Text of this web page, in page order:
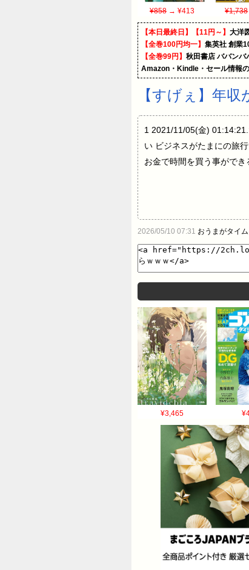
¥858 → ¥413 ¥1,738
【本日最終日】【11円～】 大洋
【全巻100円均一】 集英社 創業
【全巻99円】 秋田書店 ババンバ
Amazon・Kindle・セール情報
【すげぇ】年
1 2021/11/05(金)
い ビジネスがたまにの旅
お金で時間を買う事がで
2026/05/10 07:31 おうまがタイ
¥3,465